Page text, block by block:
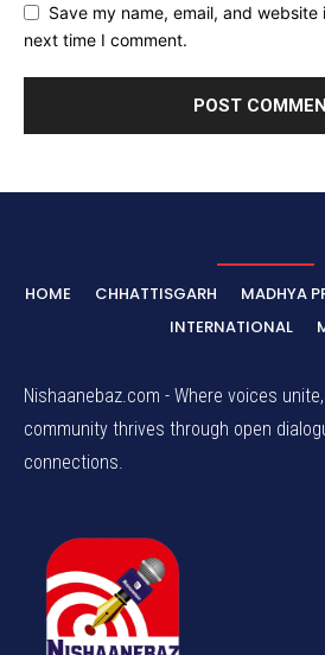
Save my name, email, and
next time I comment.
HOME CHHATTISGARH MADHYA
INTERNATIONAL
Nishaanebaz.com - Where voices
community thrives through open
connections.